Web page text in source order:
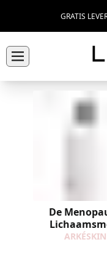
GRATIS
De
ARKÉSKIN